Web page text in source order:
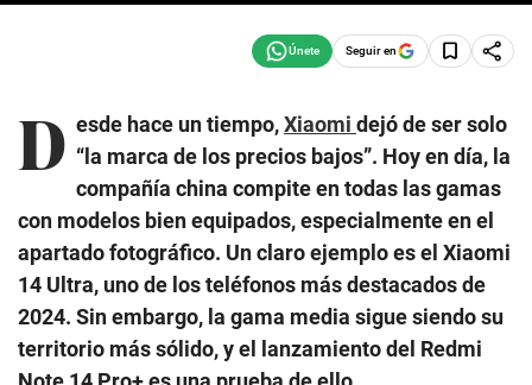
Seguir en
D esde hace un tiempo,Xiaomi dejó de ser solo
“la marca de los precios bajos”. Hoy en día, la
compañía china compite en todas las gamas
con modelos bien equipados, especialmente en el
apartado fotográfico. Un claro ejemplo es el Xiaomi
14 Ultra, uno de los teléfonos más destacados de
2024. Sin embargo, la gama media sigue siendo su
territorio más sólido, y el lanzamiento del Redmi